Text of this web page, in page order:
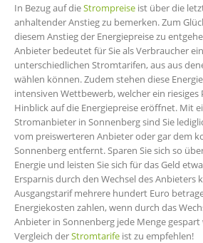
In Bezug auf dieStrompreise ist über die
anhaltender Anstieg zu bemerken. Zum
diesem Anstieg der Energiepreise zu
Anbieter bedeutet für Sie als Verbraucher
unterschiedlichen Stromtarifen, aus aus
wählen können. Zudem stehen diese
intensiven Wettbewerb, welcher ein
Hinblick auf die Energiepreise eröffnet. Mit
Stromanbieter in Sonnenberg sind Sie
vom preiswerteren Anbieter oder gar dem
Sonnenberg entfernt. Sparen Sie sich so
Energie und leisten Sie sich für das Geld
Ersparnis durch den Wechsel des Anbieters
Ausgangstarif mehrere hundert Euro
Energiekosten zahlen, wenn durch das
Anbieter in Sonnenberg jede Menge gespart
Vergleich derStromtarife ist zu empfehlen!